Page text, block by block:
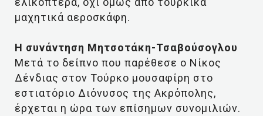
μαχητικά αεροσκάφη.
Η συνάντηση Μητσοτάκη-Τσαβούσογλου
Μετά το δείπνο που παρέθεσε ο Νίκος
Δένδιας στον Τούρκο μουσαφίρη στο
εστιατόριο Διόνυσος της Ακρόπολης,
έρχεται η ώρα των επίσημων συνομιλιών.